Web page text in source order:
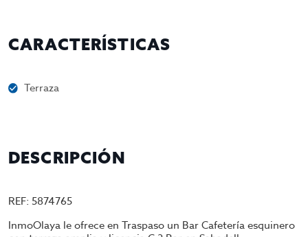
CARACTERÍSTICAS
Terraza
DESCRIPCIÓN
REF: 5874765
InmoOlaya le ofrece en Traspaso un Bar Cafetería esquinero